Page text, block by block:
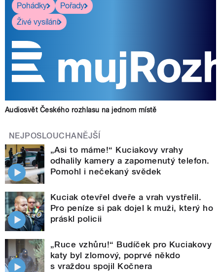
Pohádky
Pořady
Živé vysílání
Audiosvět Českého rozhlasu na jednom místě
NEJPOSLOUCHANĚJŠÍ
„Asi to máme!“ Kuciakovy vrahy
odhalily kamery a zapomenutý telefon.
Pomohl i nečekaný svědek
Kuciak otevřel dveře a vrah vystřelil.
Pro peníze si pak dojel k muži, který ho
práskl policii
„Ruce vzhůru!“ Budíček pro Kuciakovy
katy byl zlomový, poprvé někdo
s vraždou spojil Kočnera